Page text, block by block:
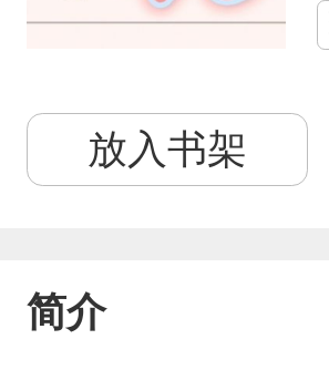
放入书架
简介